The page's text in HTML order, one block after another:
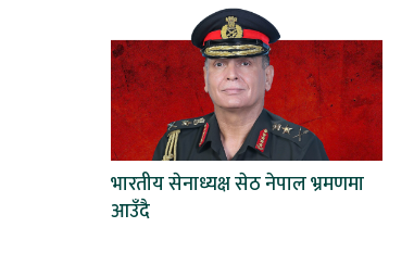
भारतीय सेनाध्यक्ष सेठ नेपाल भ्रमणमा
आउँदै